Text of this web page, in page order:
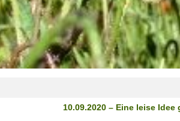
10.09.2020 – Eine leise Idee